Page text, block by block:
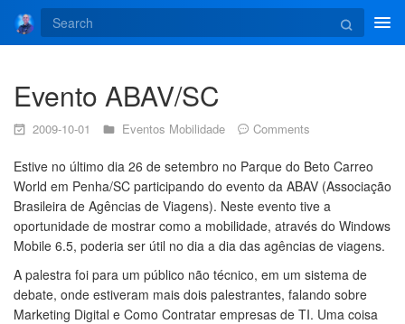
Evento ABAV/SC
2009-10-01 Eventos Mobilidade Comments
Estive no último dia 26 de setembro no Parque do Beto Carreo
World em Penha/SC participando do evento da ABAV (Associação
Brasileira de Agências de Viagens). Neste evento tive a
oportunidade de mostrar como a mobilidade, através do Windows
Mobile 6.5, poderia ser útil no dia a dia das agências de viagens.
A palestra foi para um público não técnico, em um sistema de
debate, onde estiveram mais dois palestrantes, falando sobre
Marketing Digital e Como Contratar empresas de TI. Uma coisa